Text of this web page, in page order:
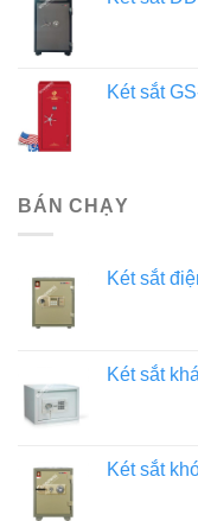
Két sắt
BÁN CHẠY
Két sắt
Két sắt
Két sắt